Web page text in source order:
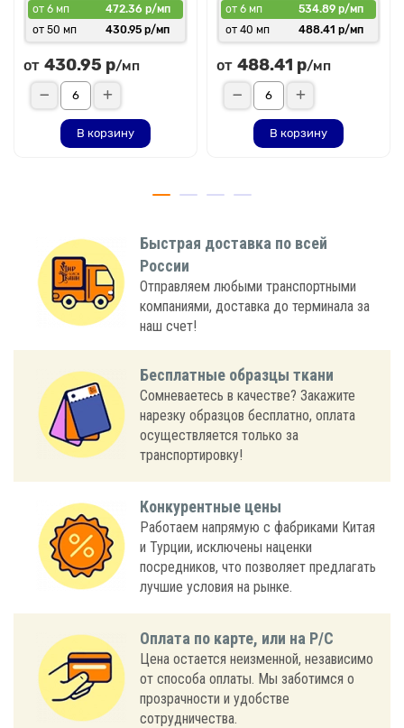
от 6 мп
472.36 р/мп
от 50 мп
430.95 р/мп
от 430.95 р/мп
В корзину
от 6 мп
534.89 р/мп
от 40 мп
488.41 р/мп
от 488.41 р/мп
В корзину
Быстрая доставка по всей
России
Отправляем любыми транспортными
компаниями, доставка до терминала за
наш счет!
Бесплатные образцы ткани
Сомневаетесь в качестве? Закажите
нарезку образцов бесплатно, оплата
осуществляется только за
транспортировку!
Конкурентные цены
Работаем напрямую с фабриками Китая
и Турции, исключены наценки
посредников, что позволяет предлагать
лучшие условия на рынке.
Оплата по карте, или на Р/С
Цена остается неизменной, независимо
от способа оплаты. Мы заботимся о
прозрачности и удобстве
сотрудничества.